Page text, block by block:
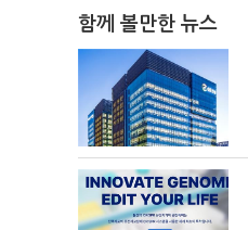
함께 볼만한 뉴스